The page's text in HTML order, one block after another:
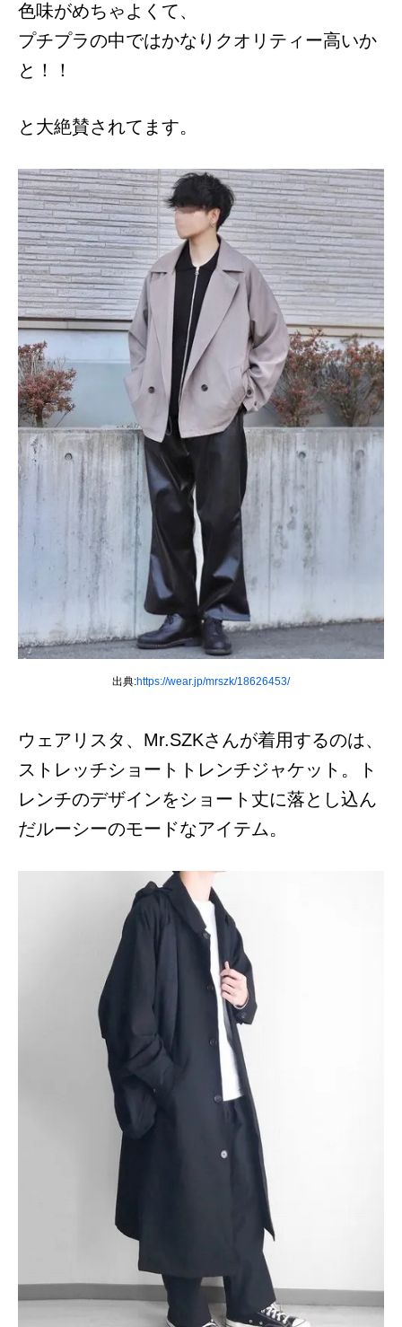
色味がめちゃよくて、
プチプラの中ではかなりクオリティー高いか
と！！
と大絶賛されてます。
出典:https://wear.jp/mrszk/18626453/
ウェアリスタ、Mr.SZKさんが着用するのは、
ストレッチショートトレンチジャケット。ト
レンチのデザインをショート丈に落とし込ん
だルーシーのモードなアイテム。